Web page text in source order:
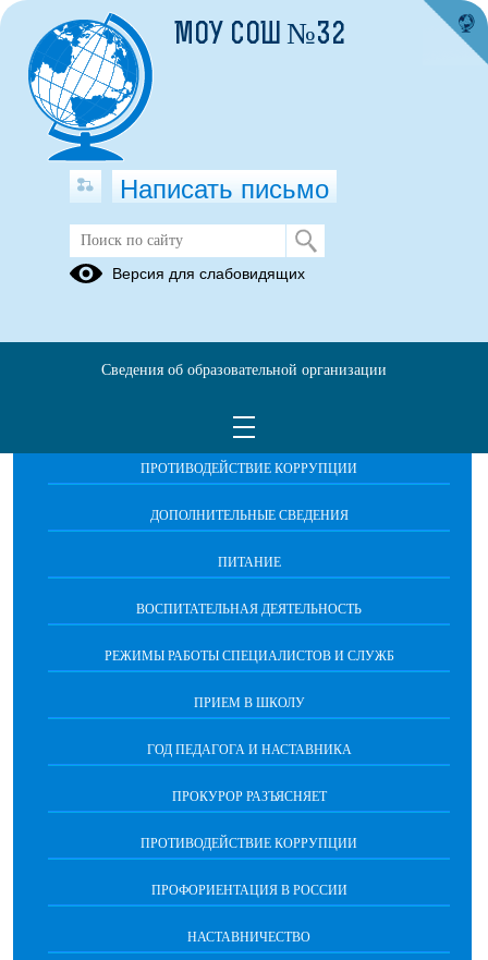
Публикации за 18.10.2025
ОБРАЩЕНИЯ ГРАЖДАН
ПРОТИВОДЕЙСТВИЕ КОРРУПЦИИ
ДОПОЛНИТЕЛЬНЫЕ СВЕДЕНИЯ
ПИТАНИЕ
ВОСПИТАТЕЛЬНАЯ ДЕЯТЕЛЬНОСТЬ
РЕЖИМЫ РАБОТЫ СПЕЦИАЛИСТОВ И СЛУЖБ
ПРИЕМ В ШКОЛУ
ГОД ПЕДАГОГА И НАСТАВНИКА
ПРОКУРОР РАЗЪЯСНЯЕТ
ПРОТИВОДЕЙСТВИЕ КОРРУПЦИИ
ПРОФОРИЕНТАЦИЯ В РОССИИ
НАСТАВНИЧЕСТВО
МОУ СОШ №32
Написать письмо
Версия для слабовидящих
Сведения об образовательной организации